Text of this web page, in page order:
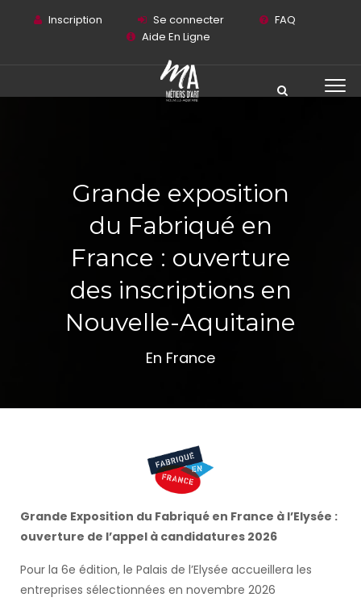
Inscription Se connecter
FAQ
Aide En Ligne
Grande exposition
du Fabriqué en
France : ouverture
des inscriptions en
Nouvelle-Aquitaine
En France
Grande Exposition du Fabriqué en France à l’Elysée :
ouverture de l’appel à candidatures 2026
Pour la 6e édition, le Palais de l’Elysée accueillera les
entreprises sélectionnées en novembre 2026